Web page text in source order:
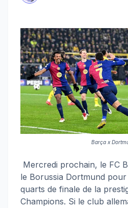
Barça x
Mercredi prochain, le FC
le Borussia Dortmund
quarts de finale de la
Champions. Si le club